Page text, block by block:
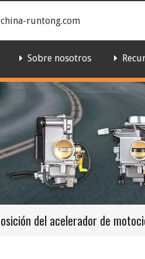
runtong.com
Sobre nosotros
del acelerador de